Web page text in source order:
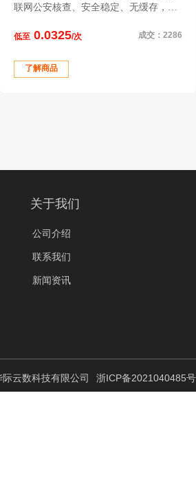
联网公安核查、安全稳定、无缓存，为
方案
低至 0.0325/次 成交：2286
了解商品
关于我们
公司介绍
联系我们
新闻资讯
云数科技有限公司 浙ICP备2021040485